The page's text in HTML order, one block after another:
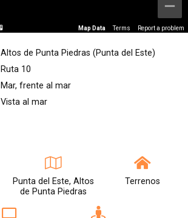
Punta del Este, Altos
de Punta Piedras
Terrenos
Map Data Terms Report a problem
Altos de Punta Piedras (Punta del Este)
Ruta 10
Mar, frente al mar
Vista al mar